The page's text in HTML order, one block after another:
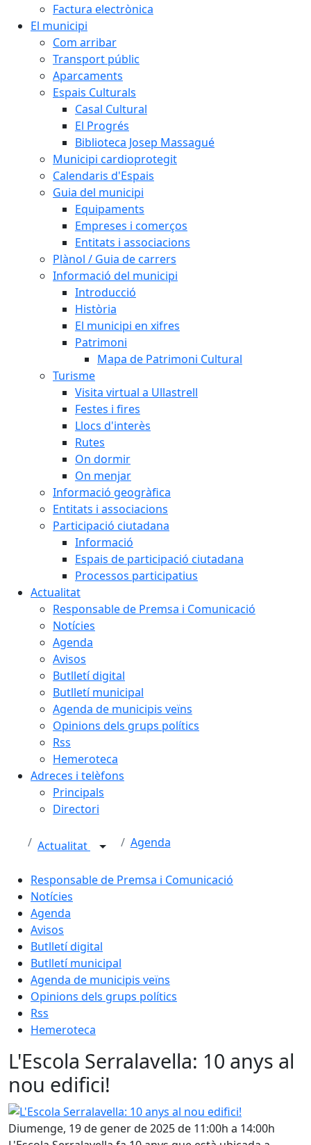
Factura electrònica
El municipi
Com arribar
Transport públic
Aparcaments
Espais Culturals
Casal Cultural
El Progrés
Biblioteca Josep Massagué
Municipi cardioprotegit
Calendaris d'Espais
Guia del municipi
Equipaments
Empreses i comerços
Entitats i associacions
Plànol / Guia de carrers
Informació del municipi
Introducció
Història
El municipi en xifres
Patrimoni
Mapa de Patrimoni Cultural
Turisme
Visita virtual a Ullastrell
Festes i fires
Llocs d'interès
Rutes
On dormir
On menjar
Informació geogràfica
Entitats i associacions
Participació ciutadana
Informació
Espais de participació ciutadana
Processos participatius
Actualitat
Responsable de Premsa i Comunicació
Notícies
Agenda
Avisos
Butlletí digital
Butlletí municipal
Agenda de municipis veïns
Opinions dels grups polítics
Rss
Hemeroteca
Adreces i telèfons
Principals
Directori
Actualitat Agenda
Responsable de Premsa i Comunicació
Notícies
Agenda
Avisos
Butlletí digital
Butlletí municipal
Agenda de municipis veïns
Opinions dels grups polítics
Rss
Hemeroteca
L'Escola Serralavella: 10 anys al
nou edifici!
L'Escola Serralavella: 10 anys al nou edifici!
Diumenge, 19 de gener de 2025 de 11:00h a 14:00h